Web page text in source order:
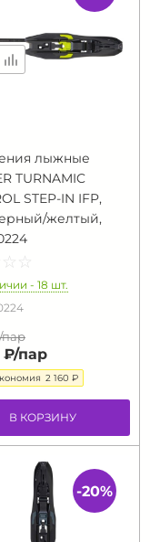
лыжные
TURNAMIC
STEP-IN IFP,
желтый,
☆ ☆
★ ★
- 18 шт.
пар
₽/пар
2 160 ₽
В КОРЗИНУ
-20%